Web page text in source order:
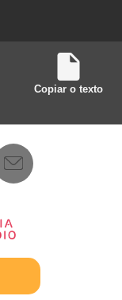
Copiar o texto